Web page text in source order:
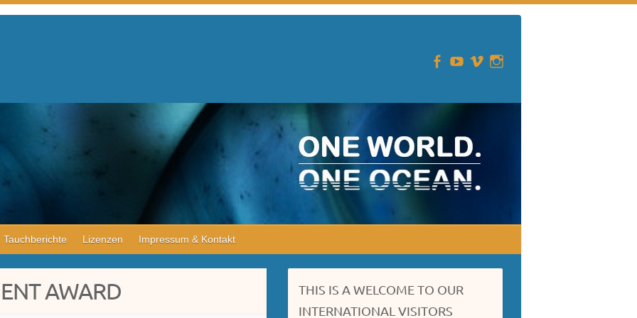
Tauchberichte Lizenzen Impressum & Kontakt
AWARD
THIS IS A WELCOME TO OUR
INTERNATIONAL VISITORS